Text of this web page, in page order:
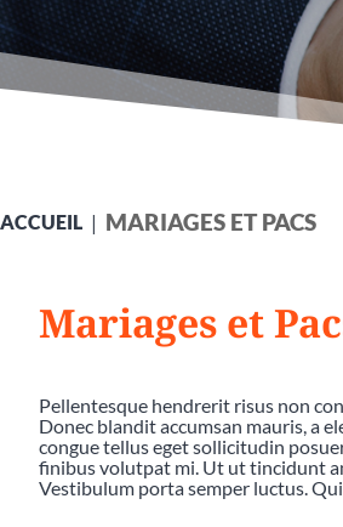
ACCUEIL MARIAGES ET PACS
Mariages et
Pellentesque hendrerit risus non
Donec blandit accumsan mauris, a
congue tellus eget sollicitudin
finibus volutpat mi. Ut ut tincidunt
Vestibulum porta semper luctus.